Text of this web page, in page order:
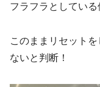
フラフラとしている
このままリセット
ないと判断！